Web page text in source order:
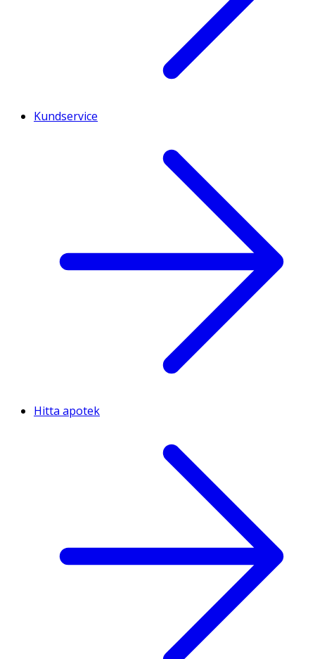
Kundservice
Hitta apotek